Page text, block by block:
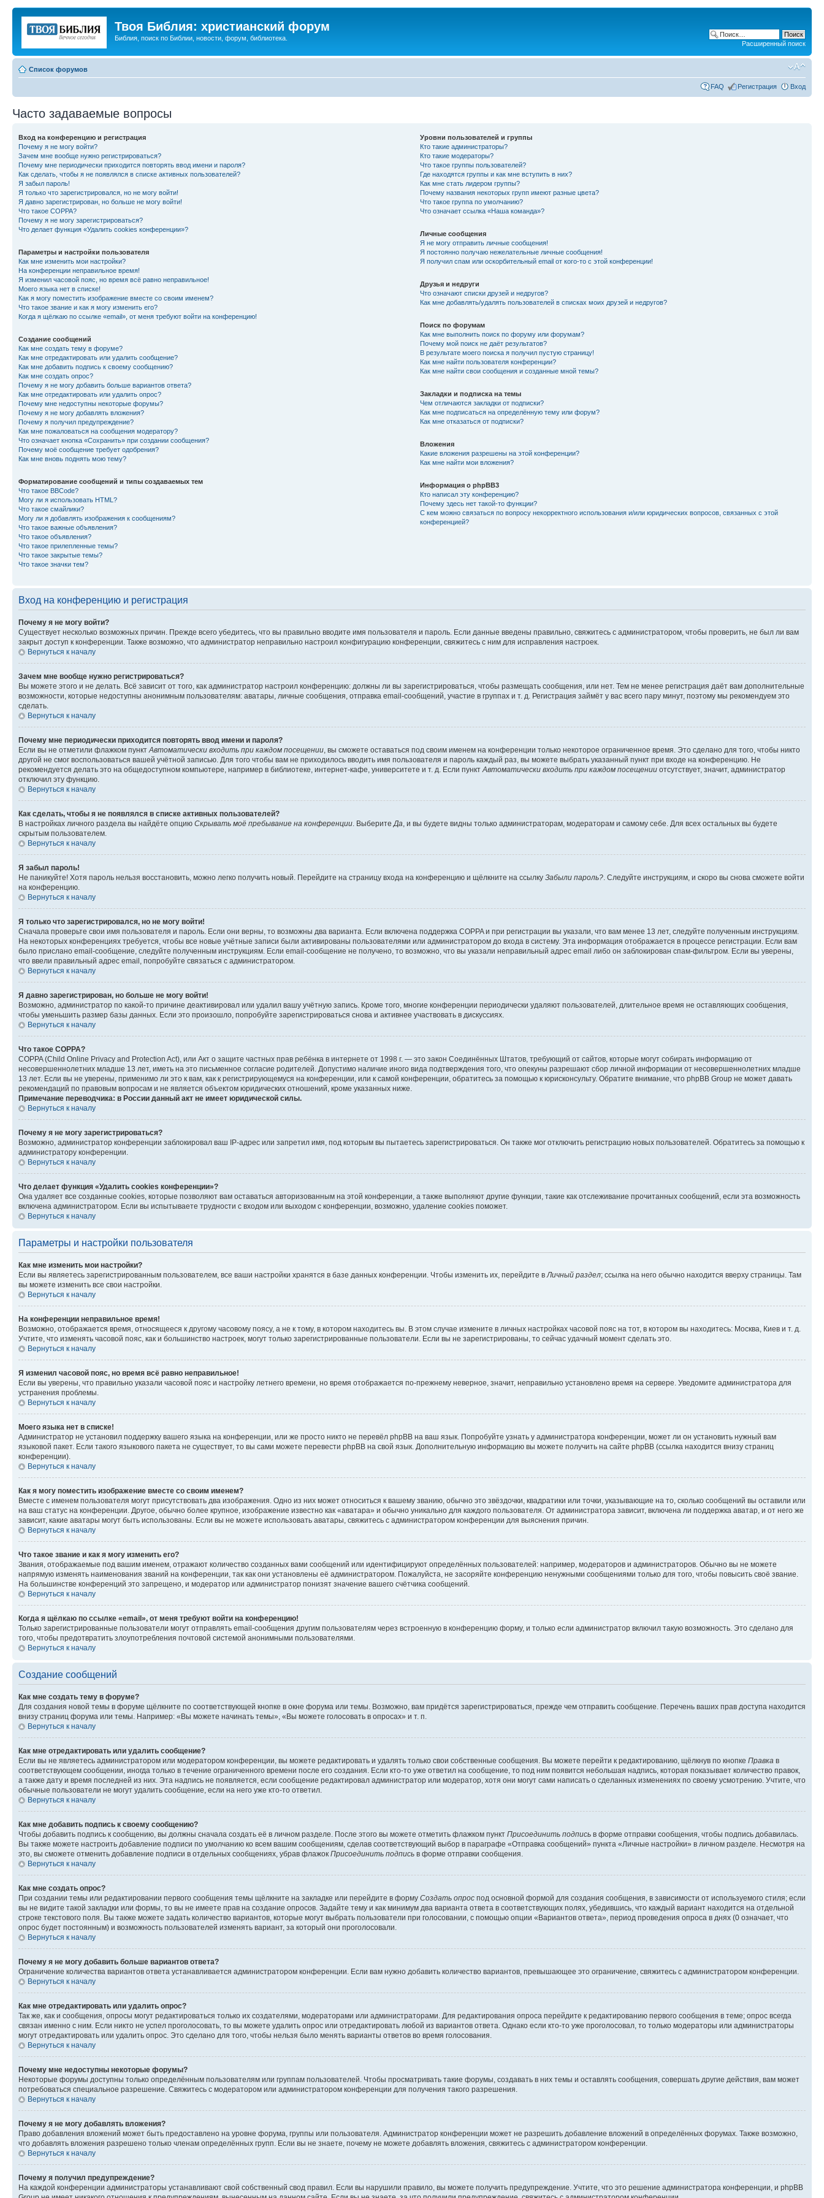
Твоя Библия: христианский форум
Библия, поиск по Библии, новости, форум, библиотека.
Расширенный поиск
Список форумов
FAQ Регистрация Вход
Часто задаваемые вопросы
Вход на конференцию и регистрация
Почему я не могу войти?
Зачем мне вообще нужно регистрироваться?
Почему мне периодически приходится повторять ввод имени и пароля?
Как сделать, чтобы я не появлялся в списке активных пользователей?
Я забыл пароль!
Я только что зарегистрировался, но не могу войти!
Я давно зарегистрирован, но больше не могу войти!
Что такое COPPA?
Почему я не могу зарегистрироваться?
Что делает функция «Удалить cookies конференции»?
Параметры и настройки пользователя
Как мне изменить мои настройки?
На конференции неправильное время!
Я изменил часовой пояс, но время всё равно неправильное!
Моего языка нет в списке!
Как я могу поместить изображение вместе со своим именем?
Что такое звание и как я могу изменить его?
Когда я щёлкаю по ссылке «email», от меня требуют войти на конференцию!
Создание сообщений
Как мне создать тему в форуме?
Как мне отредактировать или удалить сообщение?
Как мне добавить подпись к своему сообщению?
Как мне создать опрос?
Почему я не могу добавить больше вариантов ответа?
Как мне отредактировать или удалить опрос?
Почему мне недоступны некоторые форумы?
Почему я не могу добавлять вложения?
Почему я получил предупреждение?
Как мне пожаловаться на сообщения модератору?
Что означает кнопка «Сохранить» при создании сообщения?
Почему моё сообщение требует одобрения?
Как мне вновь поднять мою тему?
Форматирование сообщений и типы создаваемых тем
Что такое BBCode?
Могу ли я использовать HTML?
Что такое смайлики?
Могу ли я добавлять изображения к сообщениям?
Что такое важные объявления?
Что такое объявления?
Что такое прилепленные темы?
Что такое закрытые темы?
Что такое значки тем?
Уровни пользователей и группы
Кто такие администраторы?
Кто такие модераторы?
Что такое группы пользователей?
Где находятся группы и как мне вступить в них?
Как мне стать лидером группы?
Почему названия некоторых групп имеют разные цвета?
Что такое группа по умолчанию?
Что означает ссылка «Наша команда»?
Личные сообщения
Я не могу отправить личные сообщения!
Я постоянно получаю нежелательные личные сообщения!
Я получил спам или оскорбительный email от кого-то с этой конференции!
Друзья и недруги
Что означают списки друзей и недругов?
Как мне добавлять/удалять пользователей в списках моих друзей и недругов?
Поиск по форумам
Как мне выполнить поиск по форуму или форумам?
Почему мой поиск не даёт результатов?
В результате моего поиска я получил пустую страницу!
Как мне найти пользователя конференции?
Как мне найти свои сообщения и созданные мной темы?
Закладки и подписка на темы
Чем отличаются закладки от подписки?
Как мне подписаться на определённую тему или форум?
Как мне отказаться от подписки?
Вложения
Какие вложения разрешены на этой конференции?
Как мне найти мои вложения?
Информация о phpBB3
Кто написал эту конференцию?
Почему здесь нет такой-то функции?
С кем можно связаться по вопросу некорректного использования и/или юридических вопросов, связанных с этой
конференцией?
Вход на конференцию и регистрация
Почему я не могу войти?
Существует несколько возможных причин. Прежде всего убедитесь, что вы правильно вводите имя пользователя и пароль. Если данные введены правильно, свяжитесь с администратором, чтобы проверить, не был ли вам
закрыт доступ к конференции. Также возможно, что администратор неправильно настроил конфигурацию конференции, свяжитесь с ним для исправления настроек.
Вернуться к началу
Зачем мне вообще нужно регистрироваться?
Вы можете этого и не делать. Всё зависит от того, как администратор настроил конференцию: должны ли вы зарегистрироваться, чтобы размещать сообщения, или нет. Тем не менее регистрация даёт вам дополнительные
возможности, которые недоступны анонимным пользователям: аватары, личные сообщения, отправка email-сообщений, участие в группах и т. д. Регистрация займёт у вас всего пару минут, поэтому мы рекомендуем это
сделать.
Вернуться к началу
Почему мне периодически приходится повторять ввод имени и пароля?
Если вы не отметили флажком пункт Автоматически входить при каждом посещении , вы сможете оставаться под своим именем на конференции только некоторое ограниченное время. Это сделано для того, чтобы никто
другой не смог воспользоваться вашей учётной записью. Для того чтобы вам не приходилось вводить имя пользователя и пароль каждый раз, вы можете выбрать указанный пункт при входе на конференцию. Не
рекомендуется делать это на общедоступном компьютере, например в библиотеке, интернет-кафе, университете и т. д. Если пункт Автоматически входить при каждом посещении отсутствует, значит, администратор
отключил эту функцию.
Вернуться к началу
Как сделать, чтобы я не появлялся в списке активных пользователей?
В настройках личного раздела вы найдёте опцию Скрывать моё пребывание на конференции . Выберите Да , и вы будете видны только администраторам, модераторам и самому себе. Для всех остальных вы будете
скрытым пользователем.
Вернуться к началу
Я забыл пароль!
Не паникуйте! Хотя пароль нельзя восстановить, можно легко получить новый. Перейдите на страницу входа на конференцию и щёлкните на ссылку Забыли пароль? . Следуйте инструкциям, и скоро вы снова сможете войти
на конференцию.
Вернуться к началу
Я только что зарегистрировался, но не могу войти!
Сначала проверьте свои имя пользователя и пароль. Если они верны, то возможны два варианта. Если включена поддержка COPPA и при регистрации вы указали, что вам менее 13 лет, следуйте полученным инструкциям.
На некоторых конференциях требуется, чтобы все новые учётные записи были активированы пользователями или администратором до входа в систему. Эта информация отображается в процессе регистрации. Если вам
было прислано email-сообщение, следуйте полученным инструкциям. Если email-сообщение не получено, то возможно, что вы указали неправильный адрес email либо он заблокирован спам-фильтром. Если вы уверены,
что ввели правильный адрес email, попробуйте связаться с администратором.
Вернуться к началу
Я давно зарегистрирован, но больше не могу войти!
Возможно, администратор по какой-то причине деактивировал или удалил вашу учётную запись. Кроме того, многие конференции периодически удаляют пользователей, длительное время не оставляющих сообщения,
чтобы уменьшить размер базы данных. Если это произошло, попробуйте зарегистрироваться снова и активнее участвовать в дискуссиях.
Вернуться к началу
Что такое COPPA?
COPPA (Child Online Privacy and Protection Act), или Акт о защите частных прав ребёнка в интернете от 1998 г. — это закон Соединённых Штатов, требующий от сайтов, которые могут собирать информацию от
несовершеннолетних младше 13 лет, иметь на это письменное согласие родителей. Допустимо наличие иного вида подтверждения того, что опекуны разрешают сбор личной информации от несовершеннолетних младше
13 лет. Если вы не уверены, применимо ли это к вам, как к регистрирующемуся на конференции, или к самой конференции, обратитесь за помощью к юрисконсульту. Обратите внимание, что phpBB Group не может давать
рекомендаций по правовым вопросам и не является объектом юридических отношений, кроме указанных ниже.
Примечание переводчика: в России данный акт не имеет юридической силы.
Вернуться к началу
Почему я не могу зарегистрироваться?
Возможно, администратор конференции заблокировал ваш IP-адрес или запретил имя, под которым вы пытаетесь зарегистрироваться. Он также мог отключить регистрацию новых пользователей. Обратитесь за помощью к
администратору конференции.
Вернуться к началу
Что делает функция «Удалить cookies конференции»?
Она удаляет все созданные cookies, которые позволяют вам оставаться авторизованным на этой конференции, а также выполняют другие функции, такие как отслеживание прочитанных сообщений, если эта возможность
включена администратором. Если вы испытываете трудности с входом или выходом с конференции, возможно, удаление cookies поможет.
Вернуться к началу
Параметры и настройки пользователя
Как мне изменить мои настройки?
Если вы являетесь зарегистрированным пользователем, все ваши настройки хранятся в базе данных конференции. Чтобы изменить их, перейдите в Личный раздел; ссылка на него обычно находится вверху страницы. Там
вы можете изменить все свои настройки.
Вернуться к началу
На конференции неправильное время!
Возможно, отображается время, относящееся к другому часовому поясу, а не к тому, в котором находитесь вы. В этом случае измените в личных настройках часовой пояс на тот, в котором вы находитесь: Москва, Киев и т. д.
Учтите, что изменять часовой пояс, как и большинство настроек, могут только зарегистрированные пользователи. Если вы не зарегистрированы, то сейчас удачный момент сделать это.
Вернуться к началу
Я изменил часовой пояс, но время всё равно неправильное!
Если вы уверены, что правильно указали часовой пояс и настройку летнего времени, но время отображается по-прежнему неверное, значит, неправильно установлено время на сервере. Уведомите администратора для
устранения проблемы.
Вернуться к началу
Моего языка нет в списке!
Администратор не установил поддержку вашего языка на конференции, или же просто никто не перевёл phpBB на ваш язык. Попробуйте узнать у администратора конференции, может ли он установить нужный вам
языковой пакет. Если такого языкового пакета не существует, то вы сами можете перевести phpBB на свой язык. Дополнительную информацию вы можете получить на сайте phpBB (ссылка находится внизу страниц
конференции).
Вернуться к началу
Как я могу поместить изображение вместе со своим именем?
Вместе с именем пользователя могут присутствовать два изображения. Одно из них может относиться к вашему званию, обычно это звёздочки, квадратики или точки, указывающие на то, сколько сообщений вы оставили или
на ваш статус на конференции. Другое, обычно более крупное, изображение известно как «аватара» и обычно уникально для каждого пользователя. От администратора зависит, включена ли поддержка аватар, и от него же
зависит, какие аватары могут быть использованы. Если вы не можете использовать аватары, свяжитесь с администратором конференции для выяснения причин.
Вернуться к началу
Что такое звание и как я могу изменить его?
Звания, отображаемые под вашим именем, отражают количество созданных вами сообщений или идентифицируют определённых пользователей: например, модераторов и администраторов. Обычно вы не можете
напрямую изменять наименования званий на конференции, так как они установлены её администратором. Пожалуйста, не засоряйте конференцию ненужными сообщениями только для того, чтобы повысить своё звание.
На большинстве конференций это запрещено, и модератор или администратор понизят значение вашего счётчика сообщений.
Вернуться к началу
Когда я щёлкаю по ссылке «email», от меня требуют войти на конференцию!
Только зарегистрированные пользователи могут отправлять email-сообщения другим пользователям через встроенную в конференцию форму, и только если администратор включил такую возможность. Это сделано для
того, чтобы предотвратить злоупотребления почтовой системой анонимными пользователями.
Вернуться к началу
Создание сообщений
Как мне создать тему в форуме?
Для создания новой темы в форуме щёлкните по соответствующей кнопке в окне форума или темы. Возможно, вам придётся зарегистрироваться, прежде чем отправить сообщение. Перечень ваших прав доступа находится
внизу страниц форума или темы. Например: «Вы можете начинать темы», «Вы можете голосовать в опросах» и т. п.
Вернуться к началу
Как мне отредактировать или удалить сообщение?
Если вы не являетесь администратором или модератором конференции, вы можете редактировать и удалять только свои собственные сообщения. Вы можете перейти к редактированию, щёлкнув по кнопке Правка в
соответствующем сообщении, иногда только в течение ограниченного времени после его создания. Если кто-то уже ответил на сообщение, то под ним появится небольшая надпись, которая показывает количество правок,
а также дату и время последней из них. Эта надпись не появляется, если сообщение редактировал администратор или модератор, хотя они могут сами написать о сделанных изменениях по своему усмотрению. Учтите, что
обычные пользователи не могут удалить сообщение, если на него уже кто-то ответил.
Вернуться к началу
Как мне добавить подпись к своему сообщению?
Чтобы добавить подпись к сообщению, вы должны сначала создать её в личном разделе. После этого вы можете отметить флажком пункт Присоединить подпись в форме отправки сообщения, чтобы подпись добавилась.
Вы также можете настроить добавление подписи по умолчанию ко всем вашим сообщениям, сделав соответствующий выбор в параграфе «Отправка сообщений» пункта «Личные настройки» в личном разделе. Несмотря на
это, вы сможете отменить добавление подписи в отдельных сообщениях, убрав флажок Присоединить подпись в форме отправки сообщения.
Вернуться к началу
Как мне создать опрос?
При создании темы или редактировании первого сообщения темы щёлкните на закладке или перейдите в форму Создать опрос под основной формой для создания сообщения, в зависимости от используемого стиля; если
вы не видите такой закладки или формы, то вы не имеете прав на создание опросов. Задайте тему и как минимум два варианта ответа в соответствующих полях, убедившись, что каждый вариант находится на отдельной
строке текстового поля. Вы также можете задать количество вариантов, которые могут выбрать пользователи при голосовании, с помощью опции «Вариантов ответа», период проведения опроса в днях (0 означает, что
опрос будет постоянным) и возможность пользователей изменять вариант, за который они проголосовали.
Вернуться к началу
Почему я не могу добавить больше вариантов ответа?
Ограничение количества вариантов ответа устанавливается администратором конференции. Если вам нужно добавить количество вариантов, превышающее это ограничение, свяжитесь с администратором конференции.
Вернуться к началу
Как мне отредактировать или удалить опрос?
Так же, как и сообщения, опросы могут редактироваться только их создателями, модераторами или администраторами. Для редактирования опроса перейдите к редактированию первого сообщения в теме; опрос всегда
связан именно с ним. Если никто не успел проголосовать, то вы можете удалить опрос или отредактировать любой из вариантов ответа. Однако если кто-то уже проголосовал, то только модераторы или администраторы
могут отредактировать или удалить опрос. Это сделано для того, чтобы нельзя было менять варианты ответов во время голосования.
Вернуться к началу
Почему мне недоступны некоторые форумы?
Некоторые форумы доступны только определённым пользователям или группам пользователей. Чтобы просматривать такие форумы, создавать в них темы и оставлять сообщения, совершать другие действия, вам может
потребоваться специальное разрешение. Свяжитесь с модератором или администратором конференции для получения такого разрешения.
Вернуться к началу
Почему я не могу добавлять вложения?
Право добавления вложений может быть предоставлено на уровне форума, группы или пользователя. Администратор конференции может не разрешить добавление вложений в определённых форумах. Также возможно,
что добавлять вложения разрешено только членам определённых групп. Если вы не знаете, почему не можете добавлять вложения, свяжитесь с администратором конференции.
Вернуться к началу
Почему я получил предупреждение?
На каждой конференции администраторы устанавливают свой собственный свод правил. Если вы нарушили правило, вы можете получить предупреждение. Учтите, что это решение администратора конференции, и phpBB